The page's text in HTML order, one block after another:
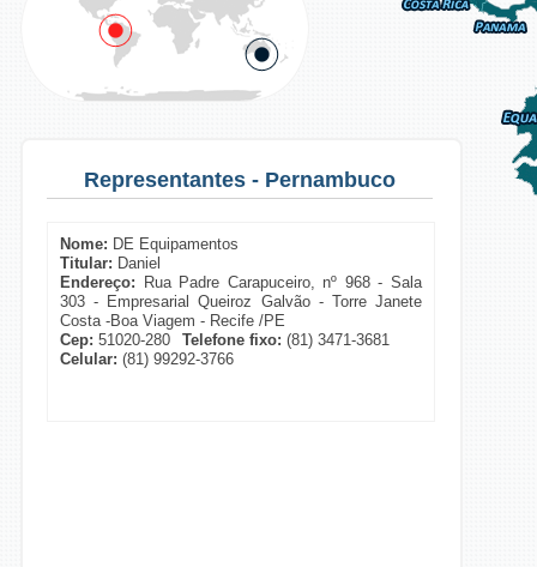
Representantes - Pernambuco
Nome: DE Equipamentos
Titular: Daniel
Endereço: Rua Padre Carapuceiro, nº 968 - Sala
303 - Empresarial Queiroz Galvão - Torre Janete
Costa -Boa Viagem - Recife /PE
Cep: 51020-280 Telefone fixo: (81) 3471-3681
Celular: (81) 99292-3766